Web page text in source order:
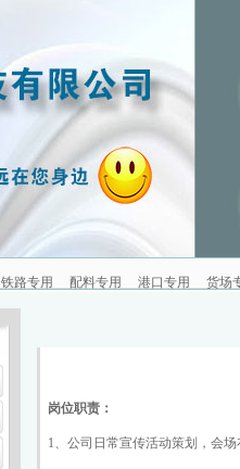
铁路专用 配料专用 港口专用 货场
岗位职责：
1、公司日常宣传活动策划，会